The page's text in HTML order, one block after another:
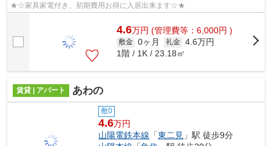
★☆家具家電付き、初期費用お得に入居出来ます☆★
4.6万円 (管理費等：6,000円 )
敷金 0ヶ月 礼金 4.6万円
1階 / 1K / 23.18㎡
賃貸 | アパート あわの
敷0
4.6万円
山陽電鉄本線 「東二見 」駅 徒歩9分